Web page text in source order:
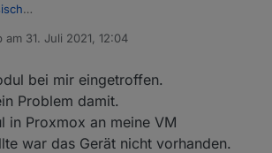
hat sich heute morgen bei mir gemeldet.
Danke an alle die sich meiner
haben.
hier bei euch....
das Modul eingetroffen und am Nuc in
genommen wurde melde ich mich und
am 31. Juli 2021, 12:04
von
bei mir eingetroffen.
Problem damit.
in Proxmox an meine VM
war das Gerät nicht vorhanden.